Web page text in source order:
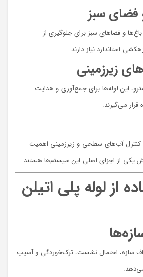
سبز
و فضاهای سبز برای جلوگیری از
استاندارد نیاز دارند.
زیرزمینی
این لوله‌ها برای جمع‌آوری و هدایت
می‌گیرند.
کنترل آب‌های سطحی و زیرزمینی اهمیت
یکی از اجزای اصلی این سیستم‌ها هستند.
از لوله پلی اتیلن
سازه، احتمال نشست، ترک‌خوردگی و آسیب